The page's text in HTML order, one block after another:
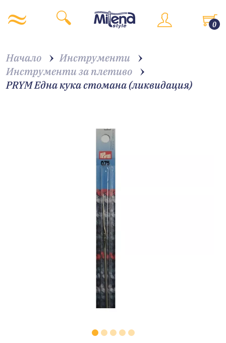
0
Начало
Инструменти
Инструменти за плетиво
PRYM Една кука стомана (ликвидация)